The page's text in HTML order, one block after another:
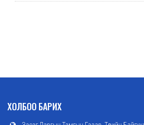
ХОЛБОО БАРИХ